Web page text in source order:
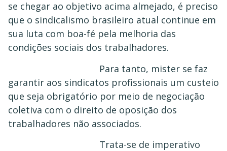
se chegar ao objetivo acima almejado, é preciso
que o sindicalismo brasileiro atual continue em
sua luta com boa-fé pela melhoria das
condições sociais dos trabalhadores.
Para tanto, mister se faz
garantir aos sindicatos profissionais um custeio
que seja obrigatório por meio de negociação
coletiva com o direito de oposição dos
trabalhadores não associados.
Trata-se de imperativo